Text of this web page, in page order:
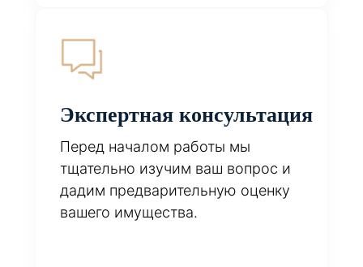
Экспертная консультация
Перед началом работы мы
тщательно изучим ваш вопрос и
дадим предварительную оценку
вашего имущества.